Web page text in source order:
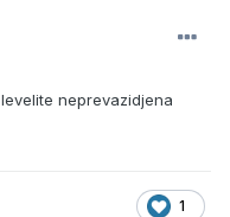
neprevazidjena
1